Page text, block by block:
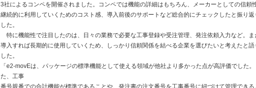
3社によるコンペを開催されました。コンペでは機能の詳細はもちろん、メーカーとしての信頼
継続的に利用していくためのコスト感、導入前後のサポートなど総合的にチェックしたと振り返
した。
特に機能性で注目したのは、日々の業務で必要な工事登録や受注管理、発注依頼入力など。ま
導入すれば長期的に使用していくため、しっかり信頼関係を結べる企業を選びたいと考えたと語
した。
「e2-movEは、パッケージの標準機能として使える領域が他社より多かった点が高評価でした
た、工事
番号親番での合計機能が標準であることや、発注書の注文番号を工事番号に紐づけて管理できる